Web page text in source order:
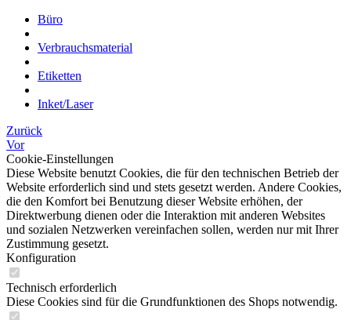
Büro
Verbrauchsmaterial
Etiketten
Inket/Laser
Zurück
Vor
Cookie-Einstellungen
Diese Website benutzt Cookies, die für den technischen Betrieb der
Website erforderlich sind und stets gesetzt werden. Andere Cookies,
die den Komfort bei Benutzung dieser Website erhöhen, der
Direktwerbung dienen oder die Interaktion mit anderen Websites
und sozialen Netzwerken vereinfachen sollen, werden nur mit Ihrer
Zustimmung gesetzt.
Konfiguration
Technisch erforderlich
Diese Cookies sind für die Grundfunktionen des Shops notwendig.